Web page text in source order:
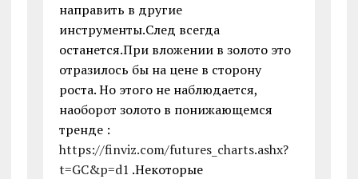
направить в другие
инструменты.След всегда
останется.При вложении в золото это
отразилось бы на цене в сторону
роста. Но этого не наблюдается,
наоборот золото в понижающемся
тренде :
https://finviz.com/futures_charts.ashx?
t=GC&p=d1 .Некоторые